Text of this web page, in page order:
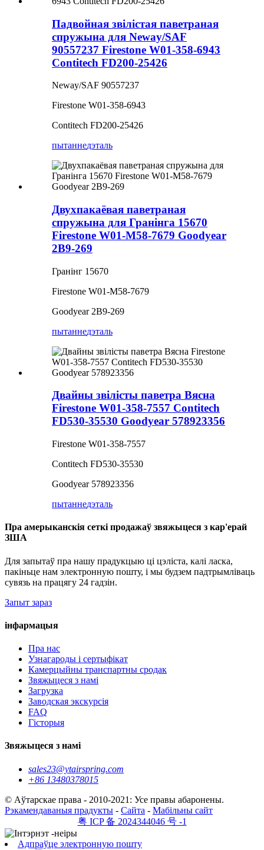
Падвойная звілістая паветраная
спружына для Neway/SAF
90557237 Firestone W01-358-6943
Contitech FD200-25426
Neway/SAF 90557237
Firestone W01-358-6943
Contitech FD200-25426
пытаннедэталь
Двухпакаёвая паветраная
спружына для Гранінга 15670
Firestone W01-M58-7679 Goodyear
2B9-269
Гранінг 15670
Firestone W01-M58-7679
Goodyear 2B9-269
пытаннедэталь
Двайны звілісты паветра Вясна
Firestone W01-358-7557 Contitech
FD530-35530 Goodyear 578923356
Firestone W01-358-7557
Contitech FD530-35530
Goodyear 578923356
пытаннедэталь
Пра амерыканскія сеткі продажаў звяжыцеся з кар'ерай
ЗША
Для запытаў пра нашу прадукцыю ці цэліста, калі ласка,
пакіньце нам электронную пошту, і мы будзем падтрымліваць
сувязь на працягу 24 гадзін.
Запыт зараз
інфармацыя
Пра нас
Узнагароды і сертыфікат
Камерцыйны транспартны сродак
Звяжыцеся з намі
Загрузка
Заводская экскурсія
FAQ
Гісторыя
Звяжыцеся з намі
sales23@ytairspring.com
+86 13480378015
© Аўтарскае права - 2010-2021: Усе правы абаронены.
Рэкамендаваныя прадукты - Сайта - Мабільны сайт
粤 ICP 备 2024344046 号 -1
Адпраўце электронную пошту